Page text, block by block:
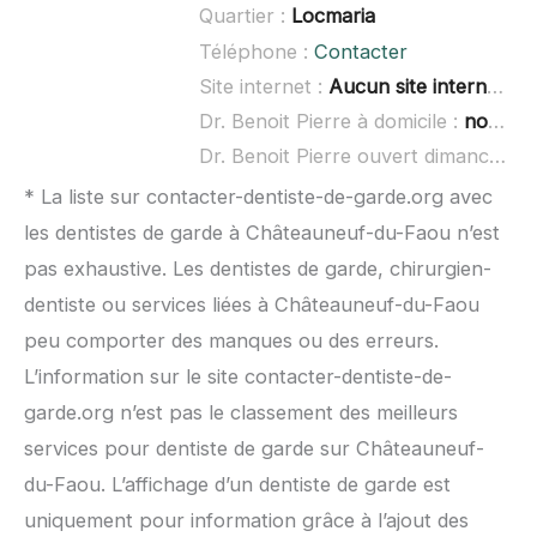
Quartier : Locmaria
Téléphone : Contacter
Site internet : Aucun site internet connu
Dr. Benoit Pierre à domicile : non renseigné
Dr. Benoit Pierre ouvert dimanche :
* La liste sur contacter-dentiste-de-garde.org avec
les dentistes de garde à Châteauneuf-du-Faou n’est
pas exhaustive. Les dentistes de garde, chirurgien-
dentiste ou services liées à Châteauneuf-du-Faou
peu comporter des manques ou des erreurs.
L’information sur le site contacter-dentiste-de-
garde.org n’est pas le classement des meilleurs
services pour dentiste de garde sur Châteauneuf-
du-Faou. L’affichage d’un dentiste de garde est
uniquement pour information grâce à l’ajout des